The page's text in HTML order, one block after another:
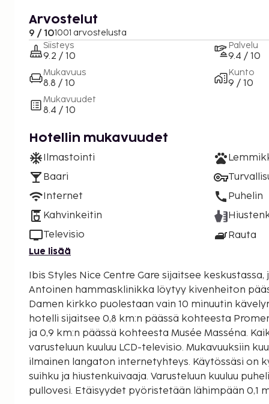
Arvostelut
9 / 101001 arvostelusta
Siisteys
9.2 / 10
Mukavuus
8.8 / 10
Mukavuudet
8.4 / 10
Palvelu
9.4 / 10
Kunto
9 / 10
Hotellin mukavuudet
Ilmastointi
Baari
Internet
Kahvinkeitin
Televisio
Puhelin
Rauta
Lue lisää
Ibis Styles Nice Centre Gare sijaitsee
Antoinen hammasklinikka löytyy kivenheiton
Damen kirkko puolestaan vain 10 minuutin
hotelli sijaitsee 0,8 km:n päässä kohteesta
ja 0,9 km:n päässä kohteesta Musée Masséna.
varusteluun kuuluu LCD-televisio. Mukavuuksiin
ilmainen langaton internetyhteys. Käytössäsi on
suihku ja hiustenkuivaaja. Varusteluun kuuluu
pullovesi. Etäisyydet pyöristetään lähimpään 0,1